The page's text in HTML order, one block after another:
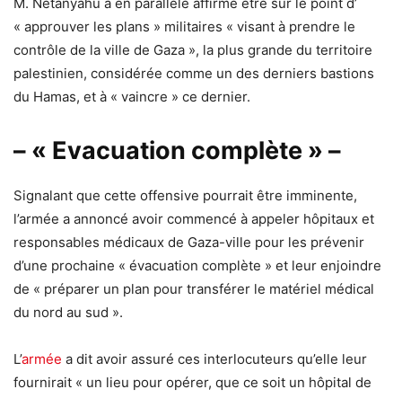
« approuver les plans » militaires « visant à prendre le
contrôle de la ville de Gaza », la plus grande du territoire
palestinien, considérée comme un des derniers bastions
du Hamas, et à « vaincre » ce dernier.
– « Evacuation complète » –
Signalant que cette offensive pourrait être imminente,
l’armée a annoncé avoir commencé à appeler hôpitaux et
responsables médicaux de Gaza-ville pour les prévenir
d’une prochaine « évacuation complète » et leur enjoindre
de « préparer un plan pour transférer le matériel médical
du nord au sud ».
L’armée a dit avoir assuré ces interlocuteurs qu’elle leur
fournirait « un lieu pour opérer, que ce soit un hôpital de